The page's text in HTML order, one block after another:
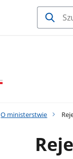
O ministerstwie